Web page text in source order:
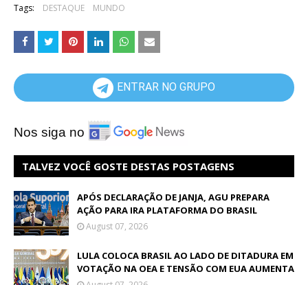
Tags: DESTAQUE MUNDO
ENTRAR NO GRUPO
Nos siga no
TALVEZ VOCÊ GOSTE DESTAS POSTAGENS
APÓS DECLARAÇÃO DE JANJA, AGU PREPARA
AÇÃO PARA IRA PLATAFORMA DO BRASIL
August 07, 2026
LULA COLOCA BRASIL AO LADO DE DITADURA EM
VOTAÇÃO NA OEA E TENSÃO COM EUA AUMENTA